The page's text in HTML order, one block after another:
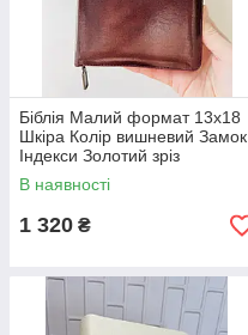
Біблія Малий формат 13х18
Шкіра Колір вишневий Замок
Індекси Золотий зріз
В наявності
1 320 ₴